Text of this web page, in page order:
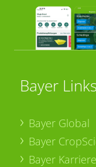
Bayer Links
Bayer Global
Bayer
Bayer Karriere